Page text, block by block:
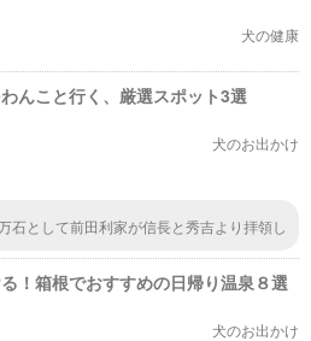
犬の健康
んこと行く、厳選スポット3選
犬のお出かけ
石として前田利家が信長と秀吉より拝領し
を一緒に歩くだけでも、森林浴でリフレッ
！箱根でおすすめの日帰り温泉８選
犬のお出かけ